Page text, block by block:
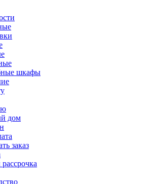
шкафы
дом
заказ